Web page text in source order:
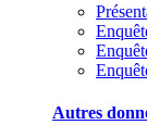
Autres